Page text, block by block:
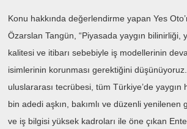
Konu hakkında değerlendirme yapan Yes
Özarslan Tangün, “Piyasada yaygın bilinirliği,
kalitesi ve itibarı sebebiyle iş modellerinin
isimlerinin korunması gerektiğini
uluslararası tecrübesi, tüm Türkiye’de yaygın
bin adedi aşkın, bakımlı ve düzenli yenilenen
ve iş bilgisi yüksek kadroları ile öne çıkan